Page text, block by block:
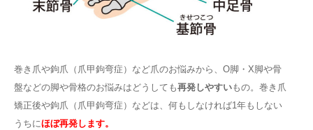
巻き爪や鉤爪（爪甲鉤弯症）など爪のお悩みから、O脚・X脚や骨
盤などの脚や骨格のお悩みはどうしても再発しやすいもの。巻き爪
矯正後や鉤爪（爪甲鉤弯症）などは、何もしなければ1年もしない
うちにほぼ再発します。